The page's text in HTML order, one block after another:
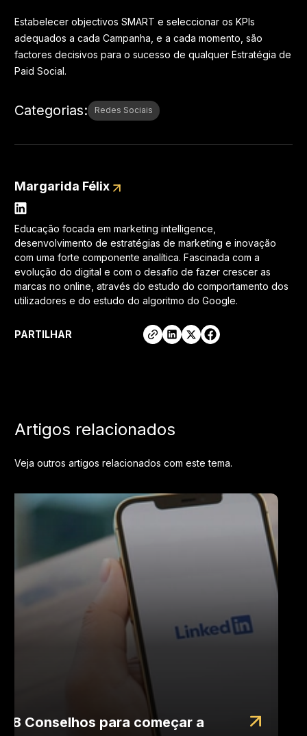
PARTILHAR
Estabelecer objectivos SMART e seleccionar os KPIs
adequados a cada Campanha, e a cada momento, são
factores decisivos para o sucesso de qualquer Estratégia de
Paid Social.
Categorias: Redes Sociais
Margarida Félix
Educação focada em marketing intelligence,
desenvolvimento de estratégias de marketing e inovação
com uma forte componente analítica. Fascinada com a
evolução do digital e com o desafio de fazer crescer as
marcas no online, através do estudo do comportamento dos
utilizadores e do estudo do algoritmo do Google.
Artigos relacionados
Veja outros artigos relacionados com este tema.
8 Conselhos para começar a